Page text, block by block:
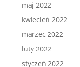
maj 2022
kwiecień 2022
marzec 2022
luty 2022
styczeń 2022